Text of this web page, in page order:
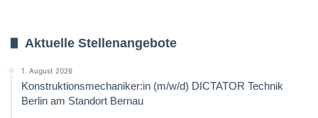
Aktuelle Stellenangebote
1. August 2026
Konstruktionsmechaniker:in (m/w/d) DICTATOR Technik
Berlin am Standort Bernau